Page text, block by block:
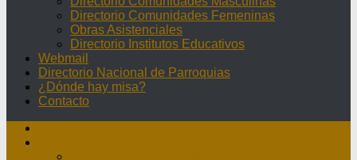
Directorio Comunidades Femeninas
Obras Asistenciales
Directorio Institutos Educativos
Webmail
Directorio Nacional de Parroquias
¿Dónde hay misa?
Contacto